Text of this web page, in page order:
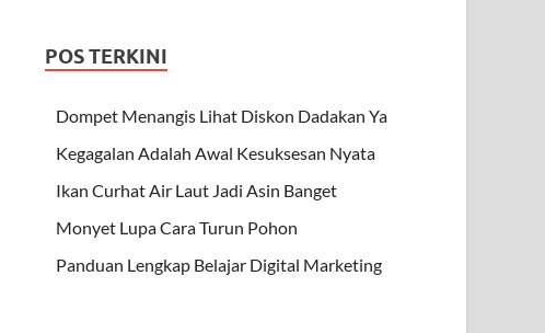
POS TERKINI
Dompet Menangis Lihat Diskon Dadakan Ya
Kegagalan Adalah Awal Kesuksesan Nyata
Ikan Curhat Air Laut Jadi Asin Banget
Monyet Lupa Cara Turun Pohon
Panduan Lengkap Belajar Digital Marketing